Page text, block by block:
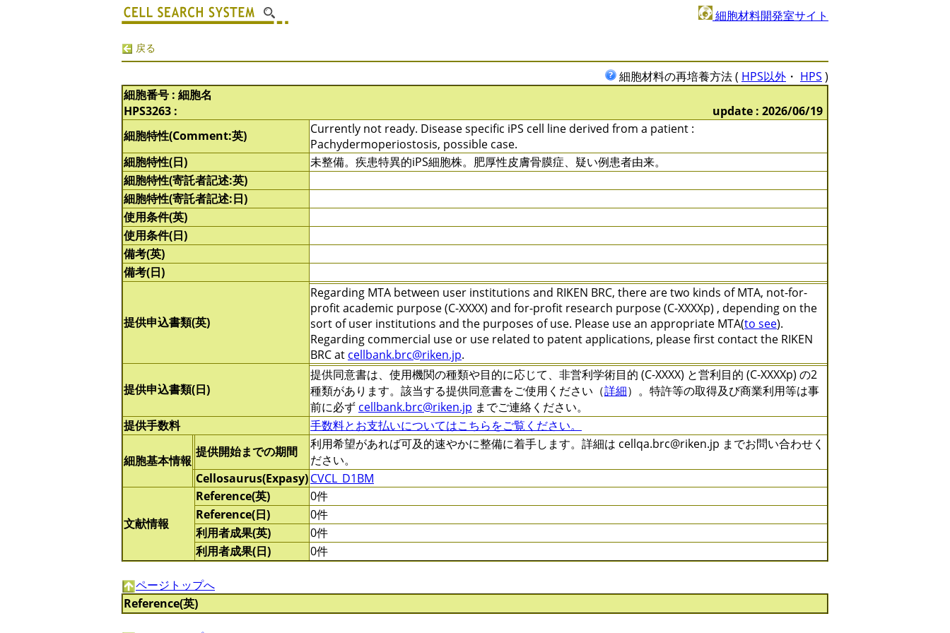
細胞材料開発室サイト
戻る
細胞材料の再培養方法 ( HPS以外 ・ HPS )
細胞番号 : 細胞名
HPS3263 :
update : 2026/06/19
細胞特性(Comment:英)
Currently not ready. Disease specific iPS cell line derived from a patient :
Pachydermoperiostosis, possible case.
細胞特性(日)
未整備。疾患特異的iPS細胞株。肥厚性皮膚骨膜症、疑い例患者由来。
細胞特性(寄託者記述:英)
細胞特性(寄託者記述:日)
使用条件(英)
使用条件(日)
備考(英)
備考(日)
提供申込書類(英)
Regarding MTA between user institutions and RIKEN BRC, there are two kinds of MTA, not-for-
profit academic purpose (C-XXXX) and for-profit research purpose (C-XXXXp) , depending on the
sort of user institutions and the purposes of use. Please use an appropriate MTA(to see).
Regarding commercial use or use related to patent applications, please first contact the RIKEN
BRC at cellbank.brc@riken.jp.
提供申込書類(日)
提供同意書は、使用機関の種類や目的に応じて、非営利学術目的 (C-XXXX) と営利目的 (C-XXXXp) の2
種類があります。該当する提供同意書をご使用ください（詳細）。特許等の取得及び商業利用等は事
前に必ず cellbank.brc@riken.jp までご連絡ください。
提供手数料
手数料とお支払いについてはこちらをご覧ください。
細胞基本情報
提供開始までの期間
利用希望があれば可及的速やかに整備に着手します。詳細は cellqa.brc@riken.jp までお問い合わせく
ださい。
Cellosaurus(Expasy)CVCL_D1BM
文献情報
Reference(英)
0件
Reference(日)
0件
利用者成果(英)
0件
利用者成果(日)
0件
ページトップへ
Reference(英)